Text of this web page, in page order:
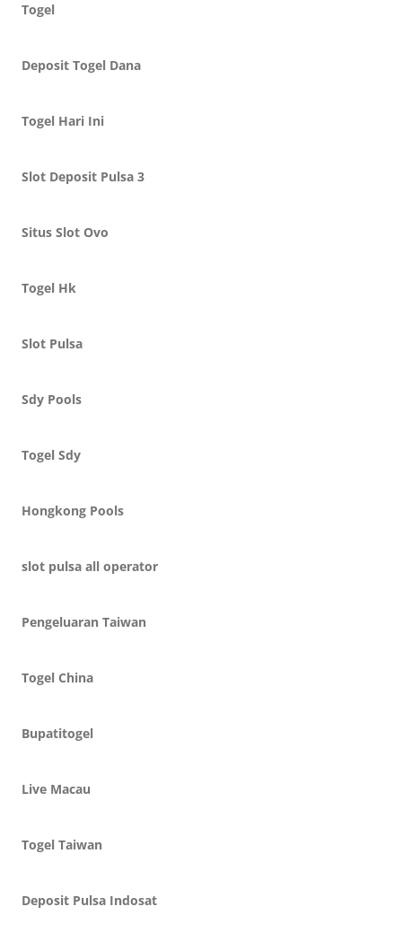
Togel
Deposit Togel Dana
Togel Hari Ini
Slot Deposit Pulsa 3
Situs Slot Ovo
Togel Hk
Slot Pulsa
Sdy Pools
Togel Sdy
Hongkong Pools
slot pulsa all operator
Pengeluaran Taiwan
Togel China
Bupatitogel
Live Macau
Togel Taiwan
Deposit Pulsa Indosat